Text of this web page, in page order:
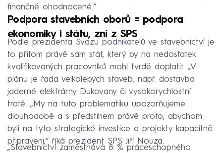
finančně ohodnocené.“
Podpora stavebních oborů = podpora
ekonomiky i státu, zní z SPS
Podle prezidenta Svazu podnikatelů ve stavebnictví je
to přitom právě sám stát, který by na nedostatek
kvalifikovaných pracovníků mohl tvrdě doplatit. „V
plánu je řada velkolepých staveb, např. dostavba
jaderné elektrárny Dukovany či vysokorychlostní
tratě. „My na tuto problematiku upozorňujeme
dlouhodobě a s předstihem právě proto, abychom
byli na tyto strategické investice a projekty kapacitně
připraveni,“ říká prezident SPS Jiří Nouza.
„Stavebnictví zaměstnává 8 % práceschopného